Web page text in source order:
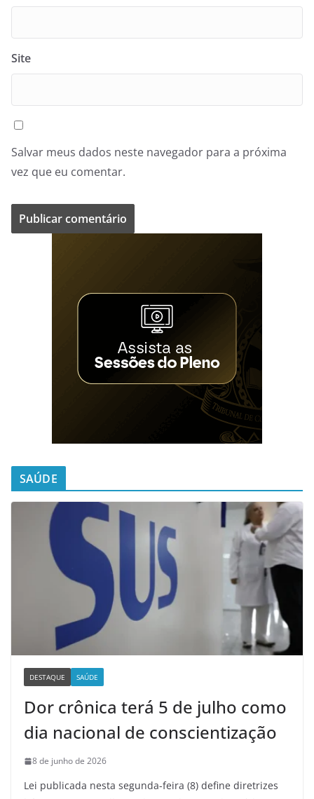
Site
Salvar meus dados neste navegador para a próxima
vez que eu comentar.
SAÚDE
DESTAQUE SAÚDE
Dor crônica terá 5 de julho como
dia nacional de conscientização
8 de junho de 2026
Lei publicada nesta segunda-feira (8) define diretrizes